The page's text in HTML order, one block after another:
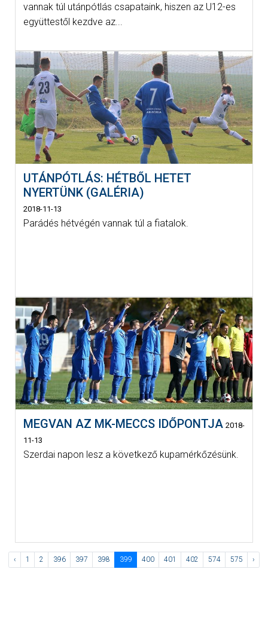
vannak túl utánpótlás csapataink, hiszen az U12-es
együttestől kezdve az...
UTÁNPÓTLÁS: HÉTBŐL HETET
NYERTÜNK (GALÉRIA)
2018-11-13
Parádés hétvégén vannak túl a fiatalok.
MEGVAN AZ MK-MECCS IDŐPONTJA 2018-
11-13
Szerdai napon lesz a következő kupamérkőzésünk.
‹ 1 2 396 397 398 399 400 401 402 574 575 ›